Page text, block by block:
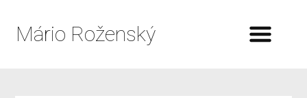
Mário Roženský